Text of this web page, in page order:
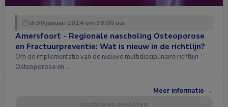
di 30 januari 2024 om 18:00 uur
Amersfoort - Regionale nascholing Osteoporose
en Fractuurpreventie: Wat is nieuw in de richtlijn?
Om de implementatie van de nieuwe multidisciplinaire richtlijn
Osteoporose en …
Meer informatie →
Inschrijven gesloten